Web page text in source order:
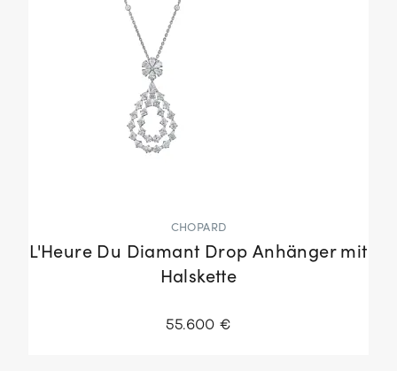
CHOPARD
L'Heure Du Diamant Drop Anhänger mit
Halskette
55.600 €